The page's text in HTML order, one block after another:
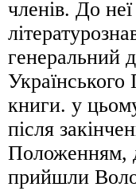
членів. До
генеральний
Українського
книги. у
після
Положенням,
прийшли